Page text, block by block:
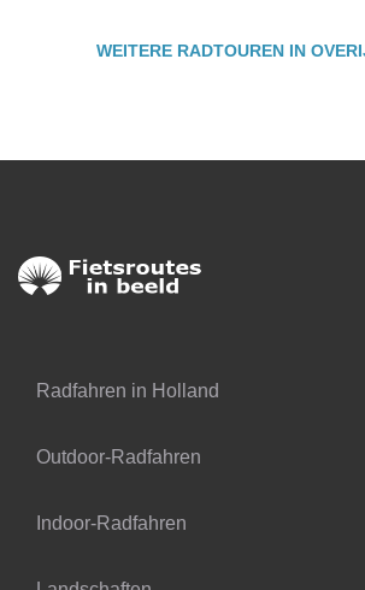
WEITERE RADTOUREN IN
Radfahren in Holland
Outdoor-Radfahren
Indoor-Radfahren